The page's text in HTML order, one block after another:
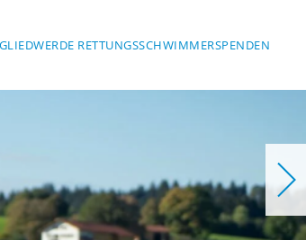
WERDE RETTUNGSSCHWIMMERSPENDEN